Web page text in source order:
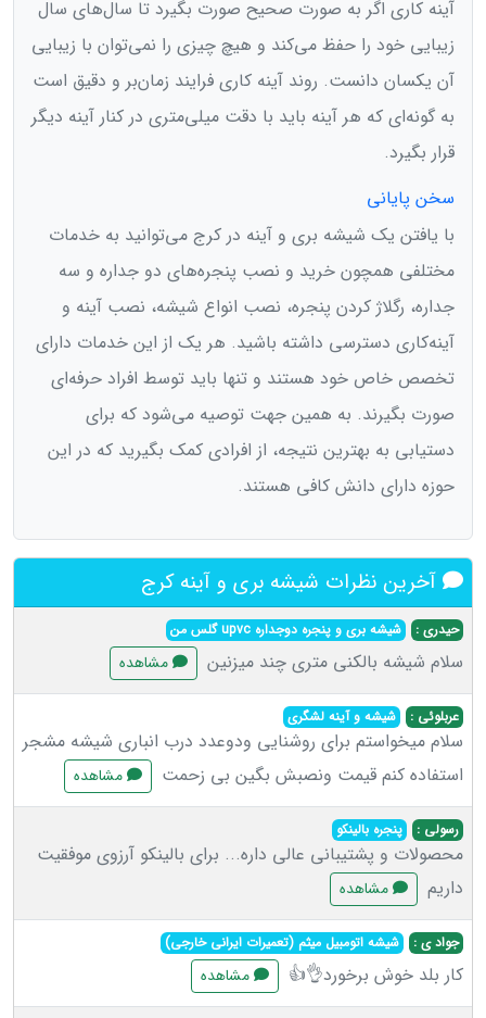
آینه کاری اگر به صورت صحیح صورت بگیرد تا سال‌های سال
زیبایی خود را حفظ می‌کند و هیچ چیزی را نمی‌توان با زیبایی
آن یکسان دانست. روند آینه کاری فرایند زمان‌بر و دقیق است
به گونه‌ای که هر آینه باید با دقت میلی‌متری در کنار آينه دیگر
قرار بگیرد.
سخن پایانی
با یافتن یک شیشه بری و آینه در کرج می‌‌توانید به خدمات
مختلفی همچون خرید و نصب پنجره‌های دو جداره و سه
جداره، رگلاژ کردن پنجره، نصب انواع شیشه، نصب آینه و
آینه‌کاری دسترسی داشته باشید. هر یک از این خدمات دارای
تخصص خاص خود هستند و تنها باید توسط افراد حرفه‌ای
صورت بگیرند. به همین جهت توصیه می‌شود که برای
دستیابی به بهترین نتیجه، از افرادی کمک بگیرید که در این
حوزه دارای دانش کافی هستند.
آخرین نظرات شیشه بری و آینه کرج
حیدری : شیشه بری و پنجره دوجداره upvc گلس من
سلام شیشه بالکنی متری چند میزنین مشاهده
عربلوئی : شیشه و آینه لشگری
سلام میخواستم برای روشنایی ودوعدد درب انباری شیشه مشجر
استفاده‌ کنم قیمت ونصبش بگین بی زحمت
مشاهده
رسولی : پنجره بالینکو
محصولات و پشتیبانی عالی داره... برای بالینکو آرزوی موفقیت
داریم
مشاهده
جواد ی : شیشه اتومبیل میثم (تعمیرات ایرانی خارجی)
کار بلد خوش برخورد👌👍 مشاهده